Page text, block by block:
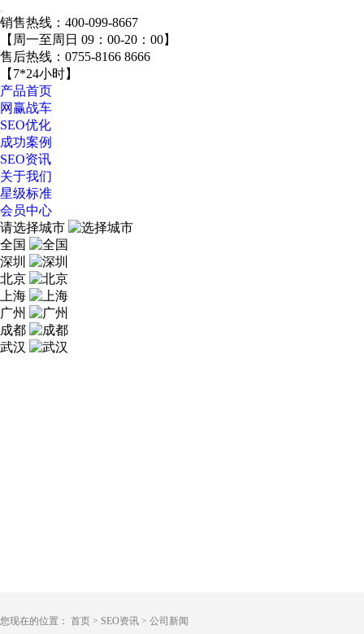
销售热线： 400-099-8667
【周一至周日 09：00-20：00】
售后热线： 0755-8166 8666
【7*24小时】
产品首页
网赢战车
SEO优化
成功案例
SEO资讯
关于我们
星级标准
会员中心
请选择城市
全国
深圳
北京
上海
广州
成都
武汉
您现在的位置： 首页 > SEO资讯 > 公司新闻